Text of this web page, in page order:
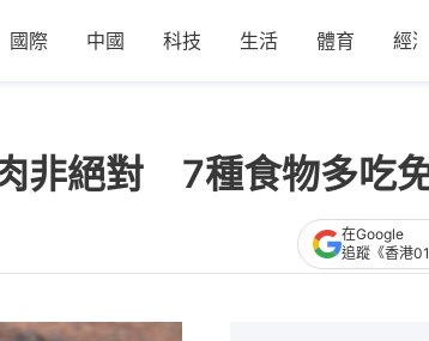
國際 中國 科技 生活 體育 經濟
非絕對 7種食物多吃
在Google
追蹤《香港01